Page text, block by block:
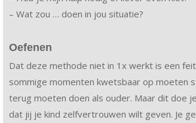
– Wat zou … doen in jou situatie?
Oefenen
Dat deze methode niet in 1x werkt is een
sommige momenten kwetsbaar op moeten
terug moeten doen als ouder. Maar dit doe
dat jij je kind zelfvertrouwen wilt geven. Je